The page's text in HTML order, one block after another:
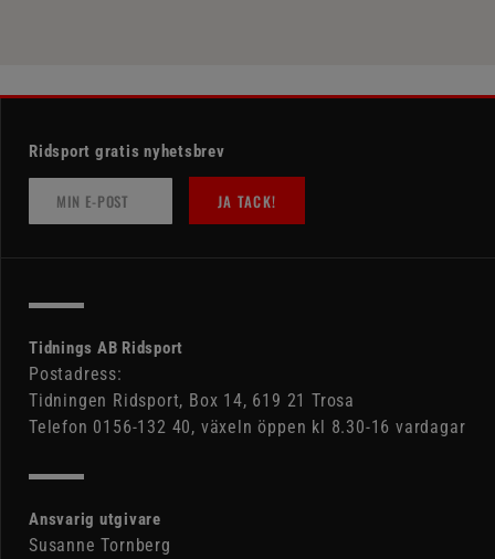
Ridsport gratis nyhetsbrev
JA TACK!
Tidnings AB Ridsport
Postadress:
Tidningen Ridsport, Box 14, 619 21 Trosa
Telefon 0156-132 40, växeln öppen kl 8.30-16 vardagar
Ansvarig utgivare
Susanne Tornberg